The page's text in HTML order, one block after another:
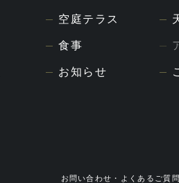
空庭テラス
食事
お知らせ
お問い合わせ・よくあるご質問